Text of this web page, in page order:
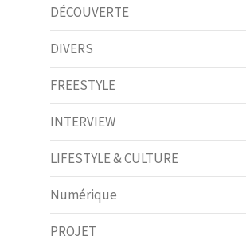
DÉCOUVERTE
DIVERS
FREESTYLE
INTERVIEW
LIFESTYLE & CULTURE
Numérique
PROJET